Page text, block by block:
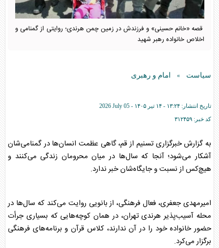
قصه «خانم حسینی» و فرزندش در زمین چمن هرندی؛ روایتی از گمنامی و
اخلاص خانواده رهبر شهید
سیاست » امام و رهبری
تاریخ انتشار: ۱۳:۲۴ - ۱۴ تير ۱۴۰۵ -
2026 July 05
کد خبر: ۳۱۲۴۵۹
به گزارش خبرگزاری تسنیم از قم، گاهی عظمت انسان‌ها در گمنامی‌شان
آشکار می‌شود؛ آنجا که سال‌ها در میان محرومان زندگی می‌کنند و
هیچ‌کس از نسبت و جایگاه‌شان خبر ندارد.
امیرمهدی جعفری، فعال فرهنگی، از بانویی روایت می‌کند که سال‌ها در
محله آسیب‌پذیر هرندی تهران، در همان کوچه‌هایی که بسیاری جرأت
حضور خانواده خود را در آن ندارند، کلاس قرآن و برنامه‌های فرهنگی
برگزار می‌کرد.